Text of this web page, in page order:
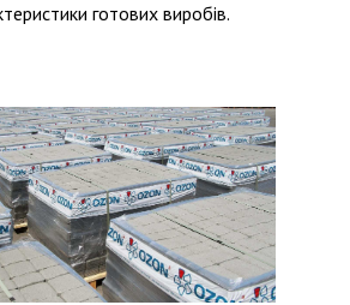
готових виробів.